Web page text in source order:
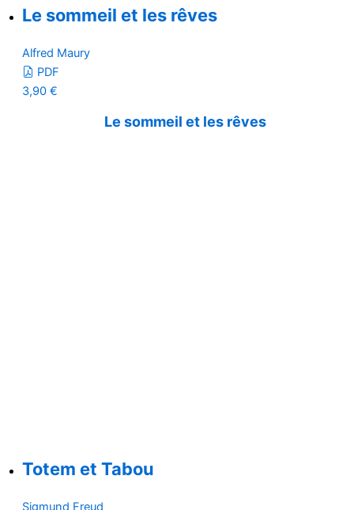
Le sommeil et les rêves
Alfred Maury
PDF
3,90 €
Le sommeil et les rêves
Totem et Tabou
Sigmund Freud